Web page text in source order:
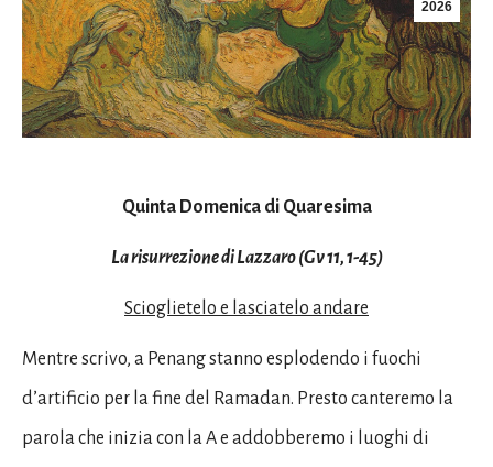
2026
Quinta Domenica di Quaresima
La risurrezione di Lazzaro (Gv 11, 1-45)
Scioglietelo e lasciatelo andare
Mentre scrivo, a Penang stanno esplodendo i fuochi
d’artificio per la fine del Ramadan. Presto canteremo la
parola che inizia con la A e addobberemo i luoghi di